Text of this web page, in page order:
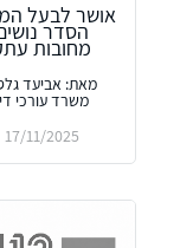
אושר לבעל
הסדר
מחובות
מאת: אביעד
משרד עורכי
17/11/2025